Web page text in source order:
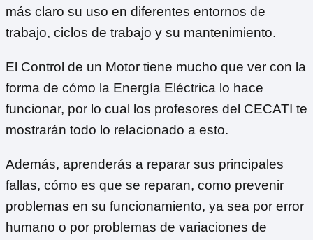
más claro su uso en diferentes entornos de
trabajo, ciclos de trabajo y su mantenimiento.
El Control de un Motor tiene mucho que ver con la
forma de cómo la Energía Eléctrica lo hace
funcionar, por lo cual los profesores del CECATI te
mostrarán todo lo relacionado a esto.
Además, aprenderás a reparar sus principales
fallas, cómo es que se reparan, como prevenir
problemas en su funcionamiento, ya sea por error
humano o por problemas de variaciones de